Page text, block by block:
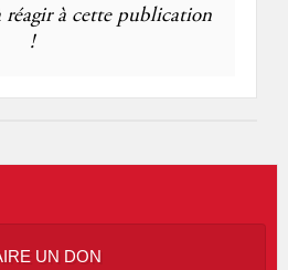
réagir à cette publication
!
UN DON